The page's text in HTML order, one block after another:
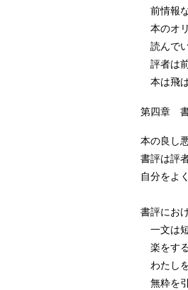
前情報
本のオ
読んで
評者は
本は飛
第四章
本の良し
書評は評
自分をよ
書評にお
一文は
楽をす
わたし
無粋を